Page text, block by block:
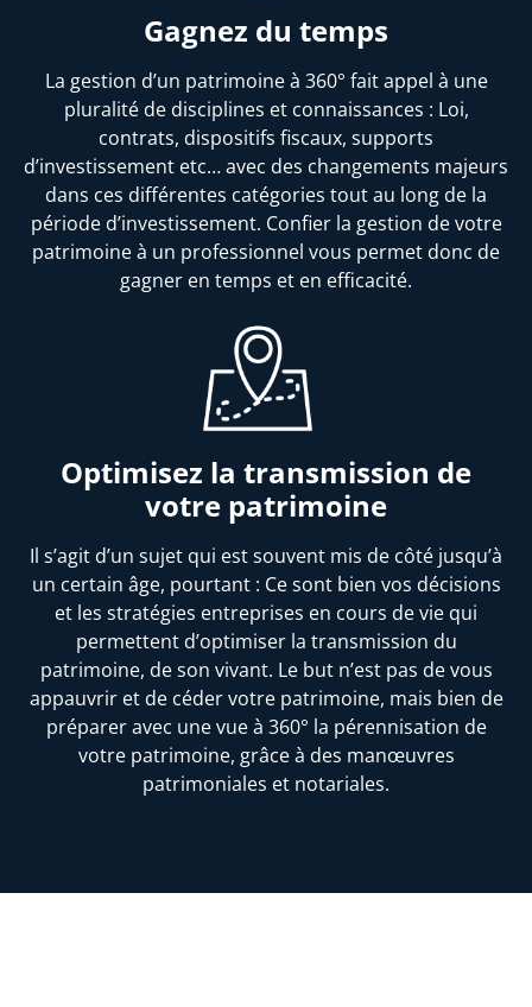
Gagnez du temps
La gestion d’un patrimoine à 360° fait appel à une
pluralité de disciplines et connaissances : Loi,
contrats, dispositifs fiscaux, supports
d’investissement etc… avec des changements majeurs
dans ces différentes catégories tout au long de la
période d’investissement. Confier la gestion de votre
patrimoine à un professionnel vous permet donc de
gagner en temps et en efficacité.
Optimisez la transmission de
votre patrimoine
Il s’agit d’un sujet qui est souvent mis de côté jusqu’à
un certain âge, pourtant : Ce sont bien vos décisions
et les stratégies entreprises en cours de vie qui
permettent d’optimiser la transmission du
patrimoine, de son vivant. Le but n’est pas de vous
appauvrir et de céder votre patrimoine, mais bien de
préparer avec une vue à 360° la pérennisation de
votre patrimoine, grâce à des manœuvres
patrimoniales et notariales.